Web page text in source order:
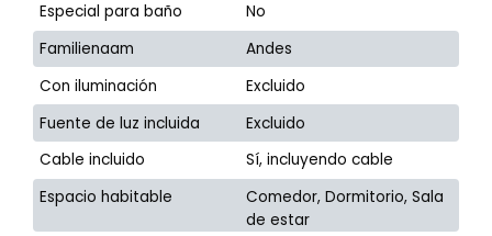
Especial para baño
No
Familienaam
Andes
Con iluminación
Excluido
Fuente de luz incluida
Excluido
Cable incluido
Sí, incluyendo cable
Espacio habitable
Comedor, Dormitorio, Sala
de estar